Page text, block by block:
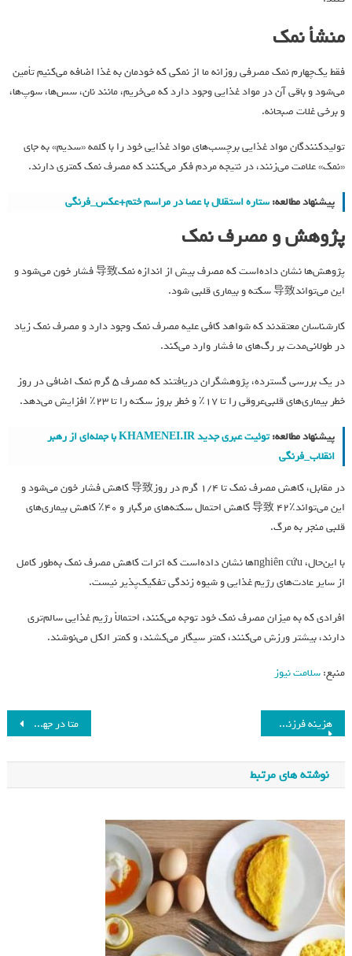
منشأ نمک
فقط یک‌چهارم نمک مصرفی روزانه ما از نمکی که خودمان به غذا اضافه می‌کنیم تأمین
می‌شود و باقی آن در مواد غذایی وجود دارد که می‌خریم، مانند نان، سس‌ها، سوپ‌ها،
و برخی غلات صبحانه.
تولیدکنندگان مواد غذایی برچسب‌های مواد غذایی خود را با کلمه «سدیم» به جای
«نمک» علامت می‌زنند، در نتیجه مردم فکر می‌کنند که مصرف نمک کمتری دارند.
پیشنهاد مطالعه:ستاره استقلال با عصا در مراسم ختم+عکس_فرنگی
پژوهش و مصرف نمک
پژوهش‌ها نشان داده‌است که مصرف بیش از اندازه نمک导致 فشار خون می‌شود و
این می‌تواند导致 سکته و بیماری قلبی شود.
کارشناسان معتقدند که شواهد کافی علیه مصرف نمک وجود دارد و مصرف نمک زیاد
در طولانی‌مدت بر رگ‌های ما فشار وارد می‌کند.
در یک بررسی گسترده، پژوهشگران دریافتند که مصرف ۵ گرم نمک اضافی در روز
خطر بیماری‌های قلبی‌عروقی را تا ۱۷٪ و خطر بروز سکته را تا ۲۳٪ افزایش می‌دهد.
پیشنهاد مطالعه:
توئیت عبری جدید KHAMENEI.IR با جمله‌ای از رهبر
انقلاب_فرنگی
در مقابل، کاهش مصرف نمک تا ۱/۴ گرم در روز导致 کاهش فشار خون می‌شود و
این می‌تواند导致 ۴۲٪ کاهش احتمال سکته‌های مرگبار و ۴۰٪ کاهش بیماری‌های
قلبی منجر به مرگ.
با این‌حال، nghiên cứu‌ها نشان داده‌است که اثرات کاهش مصرف نمک به‌طور کامل
از سایر عادت‌های رژیم غذایی و شیوه زندگی تفکیک‌پذیر نیست.
افرادی که به میزان مصرف نمک خود توجه می‌کنند، احتمالاً رژیم غذایی سالم‌تری
دارند، بیشتر ورزش می‌کنند، کمتر سیگار می‌کشند، و کمتر الکل می‌نوشند.
منبع:سلامت نیوز
متا در جهت کاهش وابستگی به انویدیا، استارتاپ Rivos را خریداری می‌کند_فرنگی هزینه فرزندآوری برای زوج های نابارور چقدر است؟
نوشته های مرتبط